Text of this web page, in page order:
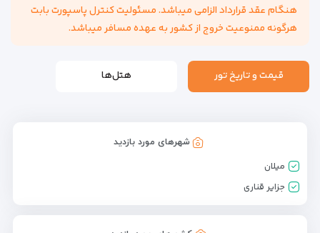
هنگام عقد قرارداد الزامی میباشد. مسئولیت کنترل پاسپورت بابت
هرگونه ممنوعیت خروج از کشور به عهده مسافر میباشد.
قیمت و تاریخ تور هتل‌ها
شهرهای مورد بازدید
میلان
جزایر قناری